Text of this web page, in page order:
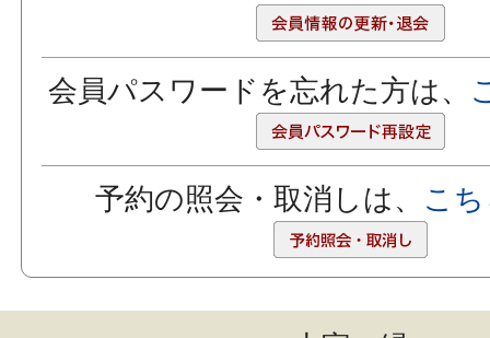
会員パスワードを忘れた方は、
予約の照会・取消しは、 こ